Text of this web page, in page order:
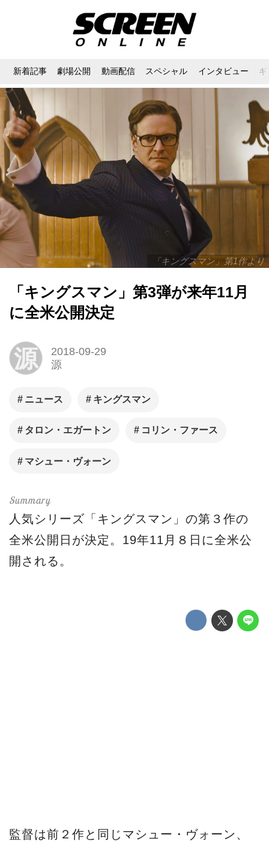
新着記事 劇場公開 動画配信 スペシャル インタビュー
「キングスマン」第1作より
「キングスマン」第3弾が来年11月
に全米公開決定
源
2018-09-29
源
ニュース キングスマン
タロン・エガートン コリン・ファース
マシュー・ヴォーン
人気シリーズ「キングスマン」の第３作の
全米公開日が決定。19年11月８日に全米公
開される。
監督は前２作と同じマシュー・ヴォーン、